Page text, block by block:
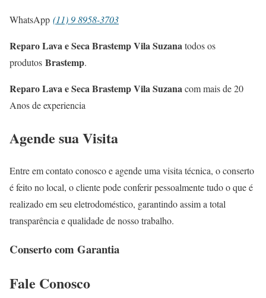
WhatsApp (11) 9 8958-3703
Reparo Lava e Seca Brastemp Vila Suzanatodos os
produtos Brastemp.
Reparo Lava e Seca Brastemp Vila Suzanacom mais de 20
Anos de experiencia
Agende sua Visita
Entre em contato conosco e agende uma visita técnica, o conserto
é feito no local, o cliente pode conferir pessoalmente tudo o que é
realizado em seu eletrodoméstico, garantindo assim a total
transparência e qualidade de nosso trabalho.
Conserto com Garantia
Fale Conosco